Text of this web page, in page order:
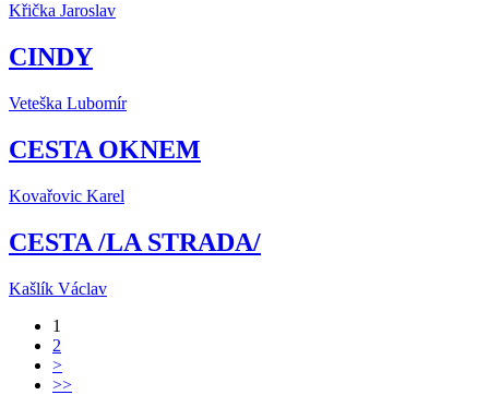
Křička Jaroslav
CINDY
Veteška Lubomír
CESTA OKNEM
Kovařovic Karel
CESTA /LA STRADA/
Kašlík Václav
1
2
>
>>